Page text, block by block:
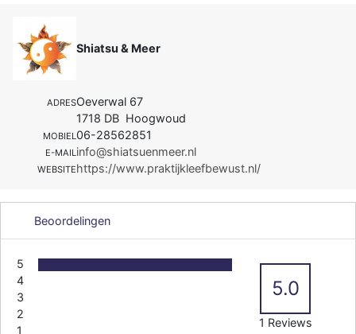
Shiatsu & Meer
ADRESOeverwal 67
1718 DB Hoogwoud
MOBIEL06-28562851
E-MAILinfo@shiatsuenmeer.nl
WEBSITEhttps://www.praktijkleefbewust.nl/
Beoordelingen
5
4
3
2
1
5.0
1 Reviews